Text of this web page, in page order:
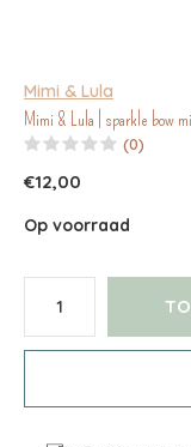
Mimi & Lula
Mimi & Lula | sparkle bow
(0)
€12,00
Op voorraad